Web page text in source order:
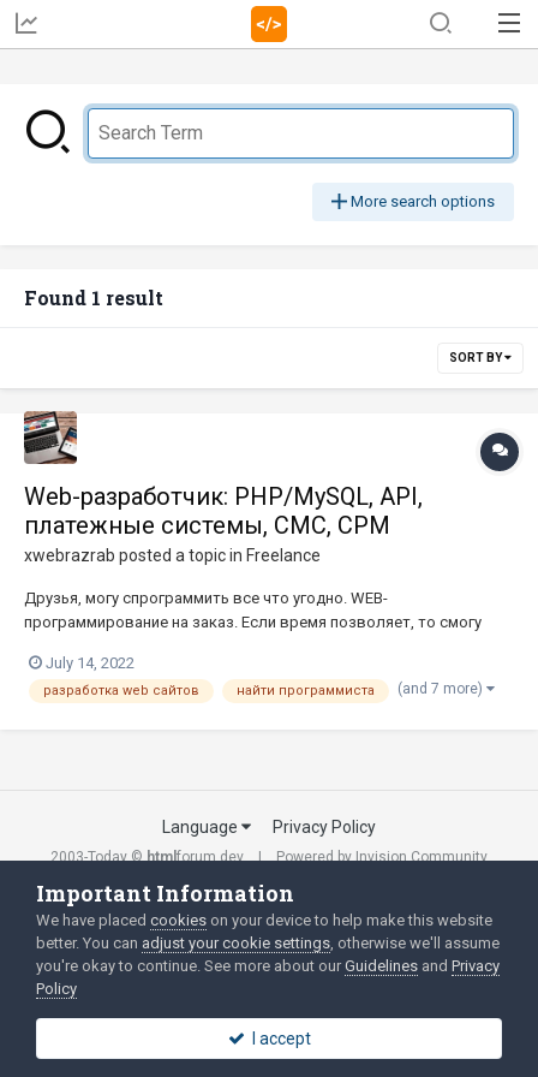
More search options
Found 1 result
SORT BY
Web-разработчик: PHP/MySQL, API,
платежные системы, СМС, СРМ
xwebrazrab posted a topic in Freelance
Друзья, могу спрограммить все что угодно. WEB-
программирование на заказ. Если время позволяет, то смогу
модификации скриптов.- PHP/MySQL программингБольшой опыт
в написании и поддержке СРМ, CPA и партнерских программ,
July 14, 2022
разработка web сайтов найти программиста (and 7 more)
Language Privacy Policy
2003-Today ©htmlforum.dev Powered by Invision Community
Important Information
We have placed cookies on your device to help make this website
better. You can adjust your cookie settings, otherwise we'll assume
you're okay to continue. See more about our Guidelines and Privacy
Policy
I accept